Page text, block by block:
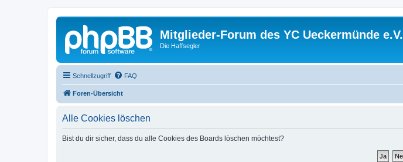
Mitglieder-Forum des YC Ueckermünde e.V.
Die Haffsegler
Schnellzugriff FAQ
Foren-Übersicht
Alle Cookies löschen
Bist du dir sicher, dass du alle Cookies des Boards löschen möchtest?